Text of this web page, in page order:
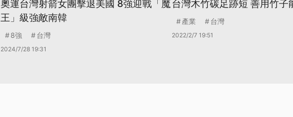
奧運台灣射箭女團擊退美國 8強迎戰「魔
王」級強敵南韓
8強 台灣
2024/7/28 19:31
台灣木竹碳足跡短 善用竹子
產業 台灣
2022/2/7 19:51